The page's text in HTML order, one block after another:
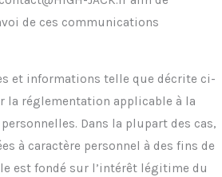
de ces communications
et informations telle que décrite ci-
la réglementation applicable à la
Dans la plupart des cas,
à caractère personnel à des fins de
est fondé sur l’intérêt légitime du